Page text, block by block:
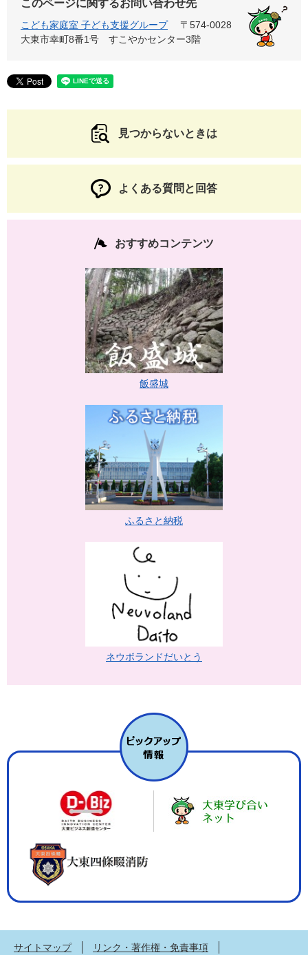
このページに関するお問い合わせ先
こども家庭室 子ども支援グループ
〒574-0028
大東市幸町8番1号 すこやかセンター3階
見つからないときは
よくある質問と回答
おすすめコンテンツ
飯盛城
ふるさと納税
ネウボランドだいとう
サイトマップ
リンク・著作権・免責事項